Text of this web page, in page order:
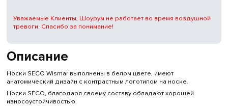
Описание
Носки SECO Wismar выполнены в белом цвете, имеют
анатомический дизайн с контрастным логотипом на носке.
Носки SECO, благодаря своему составу обладают хорошей
износоустойчивостью.
Уважаемые Клиенты, Шоурум не работает во время воздушной
тревоги. Спасибо за понимание!